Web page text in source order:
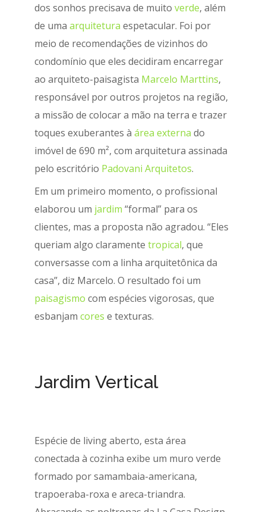
dos sonhos precisava de muito verde, além
de uma arquitetura espetacular. Foi por
meio de recomendações de vizinhos do
condomínio que eles decidiram encarregar
ao arquiteto-paisagista Marcelo Marttins,
responsável por outros projetos na região,
a missão de colocar a mão na terra e trazer
toques exuberantes à área externa do
imóvel de 690 m², com arquitetura assinada
pelo escritório Padovani Arquitetos.
Em um primeiro momento, o profissional
elaborou um jardim “formal” para os
clientes, mas a proposta não agradou. “Eles
queriam algo claramente tropical, que
conversasse com a linha arquitetônica da
casa”, diz Marcelo. O resultado foi um
paisagismo com espécies vigorosas, que
esbanjam cores e texturas.
Jardim Vertical
Espécie de living aberto, esta área
conectada à cozinha exibe um muro verde
formado por samambaia-americana,
trapoeraba-roxa e areca-triandra.